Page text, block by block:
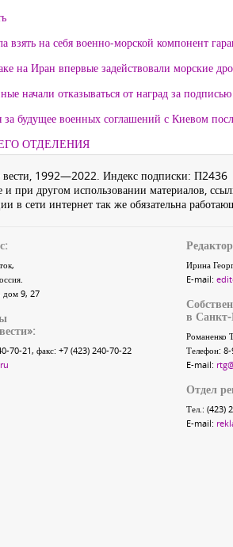
взять на себя военно-морской компонент
на Иран впервые задействовали морские
начали отказываться от наград за
за будущее военных соглашений с Киевом
ОТДЕЛЕНИЯ
вести, 1992—2022. Индекс подписки: П2436
и при другом использовании материалов,
в сети интернет так же обязательна
,
.
дом 9, 27
»:
70-21, факс: +7 (423) 240-70-22
Ирина
E-mail:
в Санкт-
Романенко
Телефон:
E-mail:
Отдел
Тел.: (423)
E-mail: